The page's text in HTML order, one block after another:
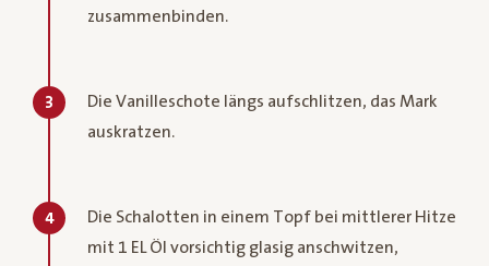
zusammenbinden.
3
Die Vanilleschote längs aufschlitzen, das Mark
auskratzen.
4
Die Schalotten in einem Topf bei mittlerer Hitze
mit 1 EL Öl vorsichtig glasig anschwitzen,